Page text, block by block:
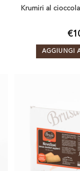
Krumiri al
€
AGGIUNGI